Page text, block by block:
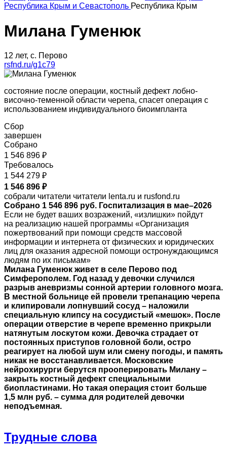
Республика Крым и Севастополь Республика Крым
Милана Гуменюк
12 лет, с. Перово
rsfnd.ru/g1c79
состояние после операции, костный дефект лобно-
височно-теменной области черепа, спасет операция с
использованием индивидуального биоимпланта
Сбор
завершен
Собрано
1 546 896 ₽
Требовалось
1 544 279 ₽
1 546 896 ₽
собрали читатели читатели lenta.ru и rusfond.ru
Собрано 1 546 896 руб. Госпитализация в мае–2026
Если не будет ваших возражений, «излишки» пойдут
на реализацию нашей программы «Организация
пожертвований при помощи средств массовой
информации и интернета от физических и юридических
лиц для оказания адресной помощи остронуждающимся
людям по их письмам»
Милана Гуменюк живет в селе Перово под
Симферополем. Год назад у девочки случился
разрыв аневризмы сонной артерии головного мозга.
В местной больнице ей провели трепанацию черепа
и клипировали лопнувший сосуд – наложили
специальную клипсу на сосудистый «мешок». После
операции отверстие в черепе временно прикрыли
натянутым лоскутом кожи. Девочка страдает от
постоянных приступов головной боли, остро
реагирует на любой шум или смену погоды, и память
никак не восстанавливается. Московские
нейрохирурги берутся прооперировать Милану –
закрыть костный дефект специальными
биопластинами. Но такая операция стоит больше
1,5 млн руб. – сумма для родителей девочки
неподъемная.
Трудные слова